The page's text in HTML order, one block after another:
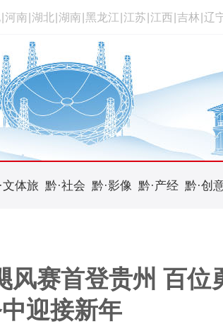
河南 湖北 湖南 黑龙江 江苏 江西 吉林 辽
文体旅 黔·社会 黔·影像 黔·产经 黔·创
风赛首登贵州 百位
迎接新年